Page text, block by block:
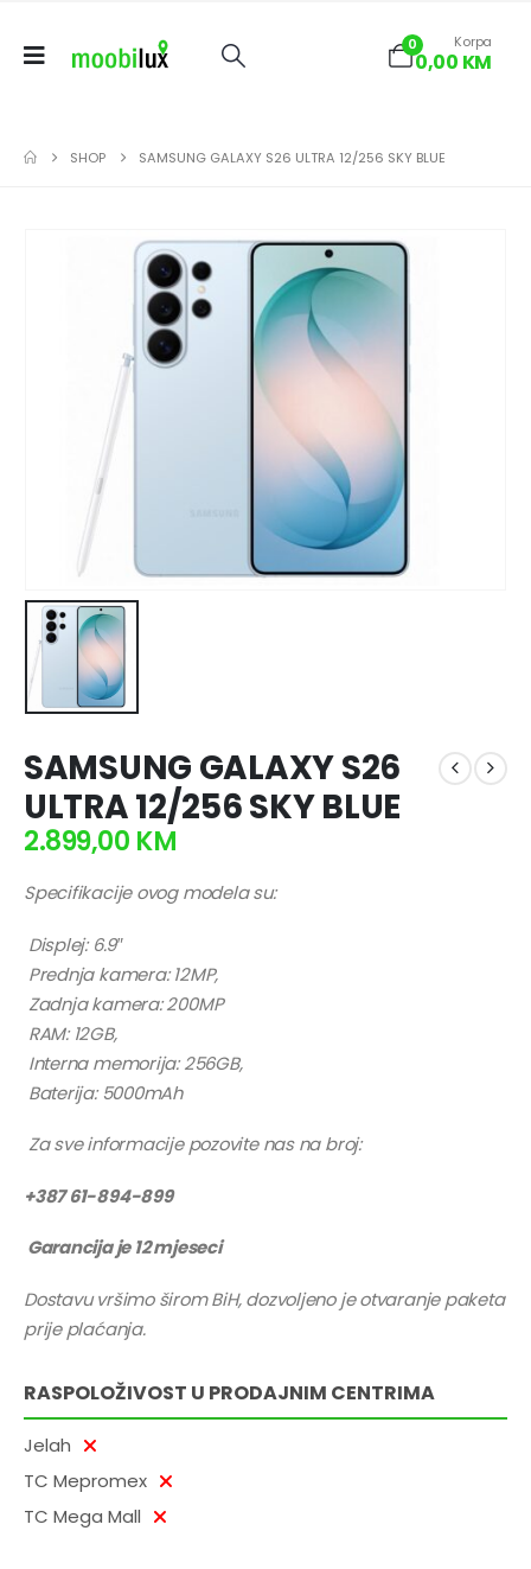
0 Korpa
0,00 KM
SHOP SAMSUNG GALAXY S26 ULTRA 12/256 SKY BLUE
SAMSUNG GALAXY S26
ULTRA 12/256 SKY BLUE
2.899,00 KM
Specifikacije ovog modela su:
Displej: 6.9″
Prednja kamera: 12MP,
Zadnja kamera: 200MP
RAM: 12GB,
Interna memorija: 256GB,
Baterija: 5000mAh
Za sve informacije pozovite nas na broj:
+387 61-894-899
Garancija je 12 mjeseci
Dostavu vršimo širom BiH, dozvoljeno je otvaranje paketa
prije plaćanja.
RASPOLOŽIVOST U PRODAJNIM CENTRIMA
Jelah
TC Mepromex
TC Mega Mall